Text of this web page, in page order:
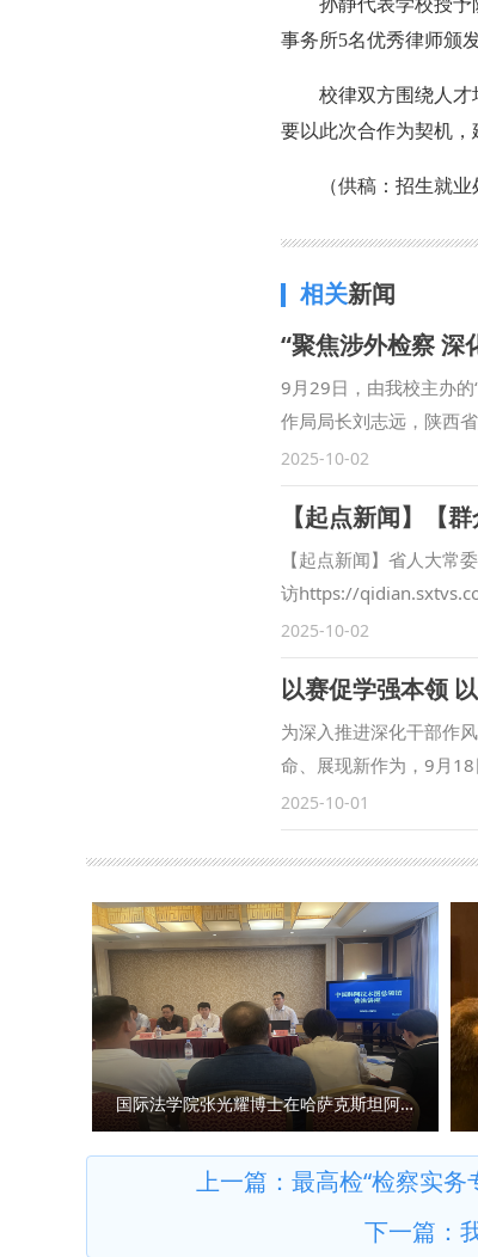
事务所5名优秀律师颁
校律双方围绕人
要以此次合作为契机，
（供稿：招生就
相关新闻
“聚焦涉外检察 深
9月29日，由我校主办
作局局长刘志远，陕西
安市长安区人民检察院
范九利表示，涉外检察
展合作领域、合作范围
训等方面开展了卓有成
察司法研究中心”各项工
方面取得一定成果。下
与检察实务专家的交流
共同打造服务国家战略
大学始终心怀“国之大
合完成中国—东盟检察
外检察人才培养工作搭
的“全球法律数据库”正
处、经济学院、刑事法
家安全学院（反恐怖主
国别检察司法研究中心
主要负责人和学生共计
2025-10-02
【起点新闻】省人大常
访https://
过《陕西省哲学社会科
法大学副校长、二级教
袁祖社接受记者采访，
金精神、西迁精神等伟
化等中华优秀传统文化
用？ 马朝琦：延安精神
的伟大精神，三种精神
系（共46种）。 《条例
上，立足我省丰富的文
能，更加专注于陕西高
设的华美篇章。 问：《
彻《条例》，建强新型
设，依托陕西师范大学
陕西省哲学社会科学研
课题发布、学术研究方
社科大军，不断扩大陕
库，为地方经济社会发
育引导、监督惩治职责
2025-10-02
以赛促学强本领
为深入推进深化干部作
命、展现新作为，9月
次比赛是学校首次举办
赛。聚焦“能写、会说、
示三个模块的比赛。 应
策、习近平新时代中国
式进行，旨在考察科级
比拼热潮，引导广大年
效转化为推动事业发展
兵。通过此次比赛，我
此次比赛作为契机，调
位上努力拼搏、再创佳
重视，加强组织领导，
拟展示比赛中，全体在
手通过随机抽题的方式
工作作风和过硬的素质
2025-10-01
国际法学院张光耀博士在哈萨克斯坦阿拉木图开展科研与社会服务活动
上一篇： 最高检“检察实
下一篇：